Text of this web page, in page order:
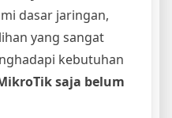
dasar jaringan,
yang sangat
kebutuhan
saja belum